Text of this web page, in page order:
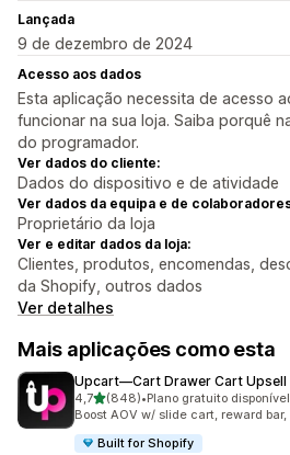
Lançada
9 de dezembro de 2024
Acesso aos dados
Esta aplicação necessita de acesso
funcionar na sua loja. Saiba porquê
do programador.
Ver dados do cliente:
Dados do dispositivo e de atividade
Ver dados da equipa e de
Proprietário da loja
Ver e editar dados da loja:
Clientes, produtos, encomendas,
da Shopify, outros dados
Ver detalhes
Mais aplicações como esta
Upcart—Cart Drawer Cart Upsell
4,7de 5 estrelas
(848)
848 total de avaliações
•Plano gratuito disponível
Boost AOV w/ slide cart, reward
Built for Shopify